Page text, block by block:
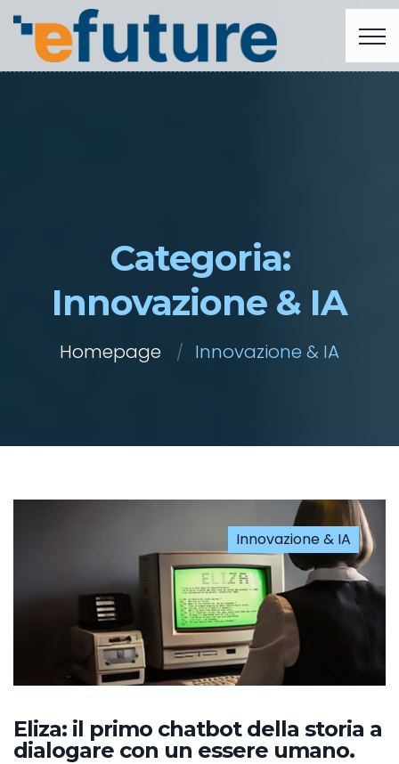
Categoria:
Innovazione & IA
Homepage Innovazione & IA
Innovazione & IA
Eliza: il primo chatbot della storia a
dialogare con un essere umano.